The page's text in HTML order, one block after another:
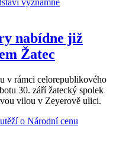
nabídne již
Žatec
v rámci celorepublikového
30. září žatecký spolek
vilou v Zeyerově ulici.